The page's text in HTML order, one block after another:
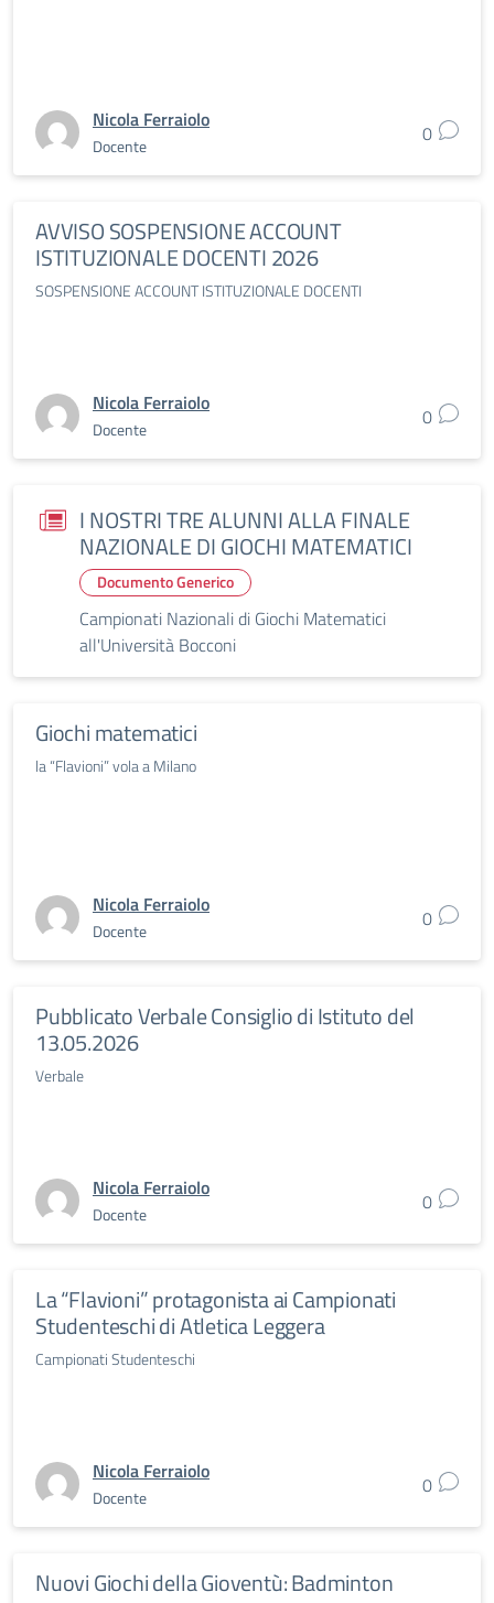
Nicola Ferraiolo
Docente 0
AVVISO SOSPENSIONE ACCOUNT
ISTITUZIONALE DOCENTI 2026
SOSPENSIONE ACCOUNT ISTITUZIONALE DOCENTI
Nicola Ferraiolo
Docente 0
I NOSTRI TRE ALUNNI ALLA FINALE
NAZIONALE DI GIOCHI MATEMATICI
Documento Generico
Campionati Nazionali di Giochi Matematici
all'Università Bocconi
Giochi matematici
la “Flavioni” vola a Milano
Nicola Ferraiolo
Docente 0
Pubblicato Verbale Consiglio di Istituto del
13.05.2026
Verbale
Nicola Ferraiolo
Docente 0
La “Flavioni” protagonista ai Campionati
Studenteschi di Atletica Leggera
Campionati Studenteschi
Nicola Ferraiolo
Docente 0
Nuovi Giochi della Gioventù: Badminton